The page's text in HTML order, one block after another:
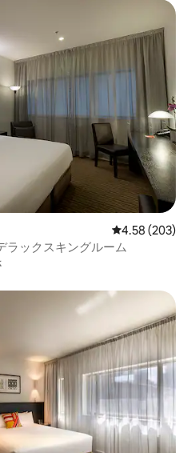
レビュー203
4.58 (203)
ラックスキングルーム